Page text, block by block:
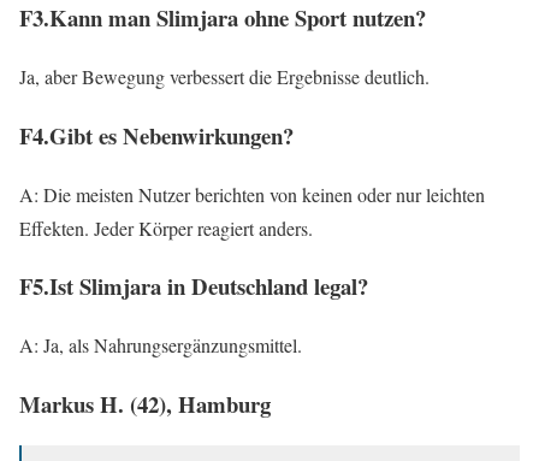
F3.Kann man Slimjara ohne Sport nutzen?
Ja, aber Bewegung verbessert die Ergebnisse deutlich.
F4.Gibt es Nebenwirkungen?
A: Die meisten Nutzer berichten von keinen oder nur leichten
Effekten. Jeder Körper reagiert anders.
F5.Ist Slimjara in Deutschland legal?
A: Ja, als Nahrungsergänzungsmittel.
Markus H. (42), Hamburg